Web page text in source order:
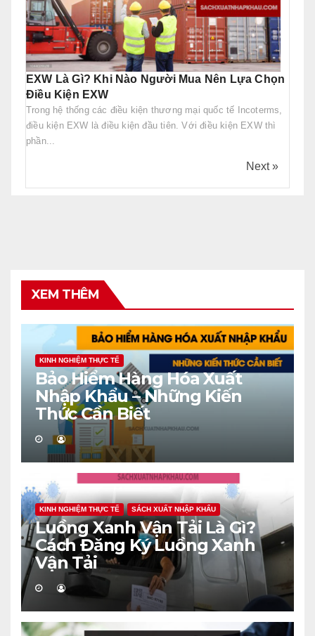
EXW Là Gì? Khi Nào Người Mua Nên Lựa Chọn
Điều Kiện EXW
Trong hệ thống các điều kiện thương mại quốc tế Incoterms,
điều kiện EXW là điều kiện đầu tiên. Với điều kiện EXW thì
phần...
Next »
XEM THÊM
KINH NGHIỆM THỰC TẾ
Bảo Hiểm Hàng Hóa Xuất
Nhập Khẩu – Những Kiến
Thức Cần Biết
KINH NGHIỆM THỰC TẾ SÁCH XUẤT NHẬP KHẨU
Luồng Xanh Vận Tải Là Gì?
Cách Đăng Ký Luồng Xanh
Vận Tải